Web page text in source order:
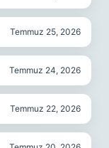
Temmuz 25, 2026
Temmuz 24, 2026
Temmuz 22, 2026